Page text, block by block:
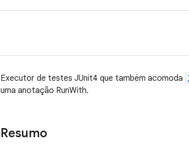
Executor de testes JUnit4 que também acomoda
uma anotação RunWith.
Resumo